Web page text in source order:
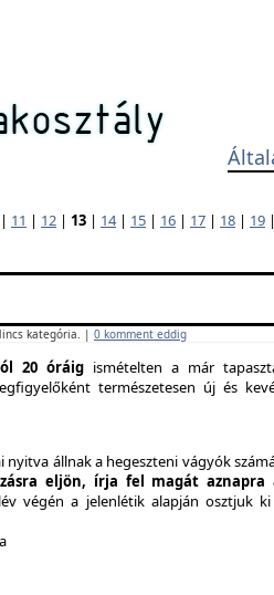
| 11 | 12 | 13 | 14| 15 | 16 | 17 | 18 | 19 |
kategória. | 0 komment eddig
20 óráig ismételten a már
természetesen új és
nyitva állnak a hegeszteni vágyók
eljön, írja fel magát aznapra
végén a jelenlétik alapján osztjuk
a